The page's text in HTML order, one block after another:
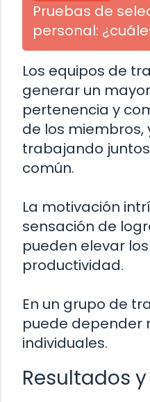
Pruebas de
personal:
Los equipos de
generar un
pertenencia y
de los
trabajando
común.
La motivación
sensación de
pueden elevar
productividad.
En un grupo de
puede depender
individuales.
Resultados